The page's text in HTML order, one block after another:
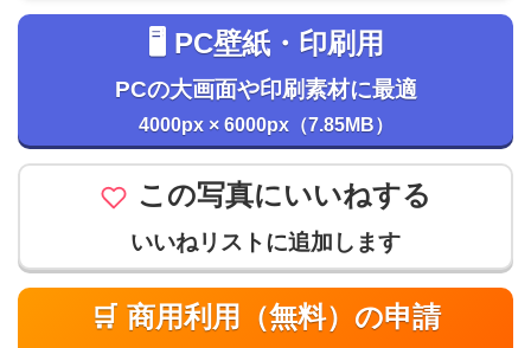
🖥️ PC壁紙・印刷用
PCの大画面や印刷素材に最適
4000px × 6000px（7.85MB）
この写真にいいねする
いいねリストに追加します
🛒 商用利用（無料）の申請